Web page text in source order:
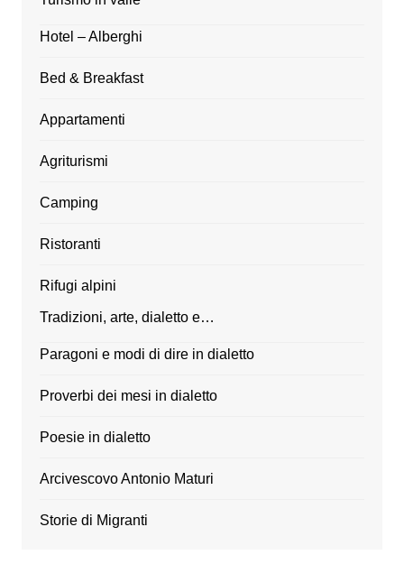
Hotel – Alberghi
Bed & Breakfast
Appartamenti
Agriturismi
Camping
Ristoranti
Rifugi alpini
Tradizioni, arte, dialetto e…
Paragoni e modi di dire in dialetto
Proverbi dei mesi in dialetto
Poesie in dialetto
Arcivescovo Antonio Maturi
Storie di Migranti